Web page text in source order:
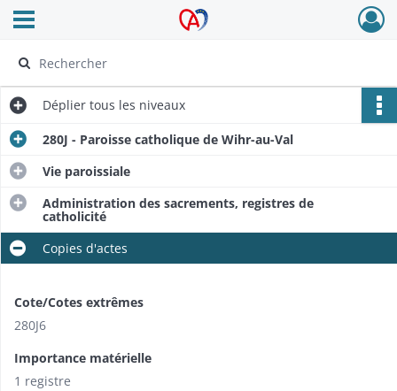
Archives Alsace - Colmar
Ouvrir le menu déroulant
Déplier tous les niveaux
280J - Paroisse catholique de Wihr-au-Val
Vie paroissiale
Administration des sacrements, registres de
catholicité
Copies d'actes
Cote/Cotes extrêmes
280J6
Importance matérielle
1 registre